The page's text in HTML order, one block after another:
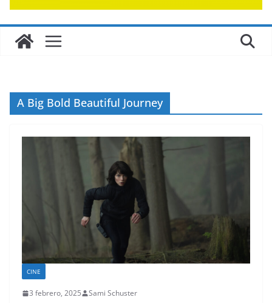
A Big Bold Beautiful Journey
CINE
3 febrero, 2025 Sami Schuster